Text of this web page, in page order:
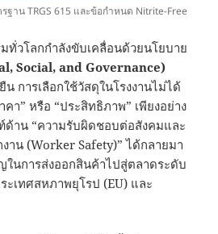
าน TRGS 615 และข้อกำหนด Nitrite-Free
ทั่วโลกกำลังขับเคลื่อนด้วยนโยบาย
Social, and Governance)
การเลือกใช้วัสดุในโรงงานไม่ได้
า” หรือ “ประสิทธิภาพ” เพียงอย่าง
าน “ความรับผิดชอบต่อสังคมและ
าน (Worker Safety)” ได้กลายมา
ในการส่งออกสินค้าไปสู่ตลาดระดับ
ะเทศสหภาพยุโรป (EU) และ